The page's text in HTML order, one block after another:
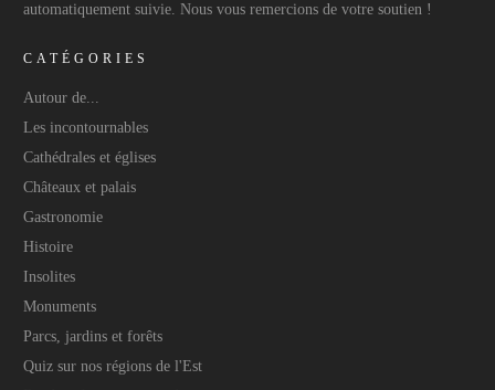
automatiquement suivie. Nous vous remercions de votre soutien !
CATÉGORIES
Autour de...
Les incontournables
Cathédrales et églises
Châteaux et palais
Gastronomie
Histoire
Insolites
Monuments
Parcs, jardins et forêts
Quiz sur nos régions de l'Est